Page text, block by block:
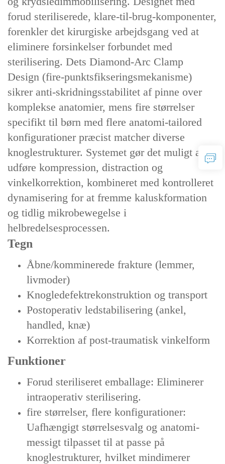
‌forud steriliserede, klare-til-brug-komponenter‌,
forenkler det kirurgiske arbejdsgang ved at
eliminere forsinkelser forbundet med
sterilisering. Dets ‌Diamond-Arc Clamp
Design‌ (fire-punktsfikseringsmekanisme)
sikrer ‌anti-skridningsstabilitet af pinne‌ over
komplekse anatomier, mens ‌fire størrelser
specifikt til børn‌ med ‌flere anatomi-tailored
konfigurationer‌ præcist matcher diverse
knoglestrukturer. Systemet gør det muligt at
udføre ‌kompression, distraction og
vinkelkorrektion‌, kombineret med ‌kontrolleret
dynamisering‌ for at fremme kaluskformation
og tidlig mikrobewegelse i
helbredelsesprocessen.
Tegn
Åbne/komminerede frakture (lemmer,
livmoder)
Knogledefektrekonstruktion og transport
Postoperativ ledstabilisering (ankel,
handled, knæ)
Korrektion af post-traumatisk vinkelform
Funktioner
‌Forud steriliseret emballage‌: Eliminerer
intraoperativ sterilisering.
fire størrelser, flere konfigurationer:
Uafhængigt størrelsesvalg og anatomi-
messigt tilpasset til at passe på
knoglestrukturer, hvilket mindimerer